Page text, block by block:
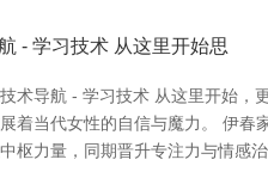
- 学习技术 从这里开始思
术导航 - 学习技术 从这里开始，
着当代女性的自信与魔力。 伊
枢力量，同期晋升专注力与情感